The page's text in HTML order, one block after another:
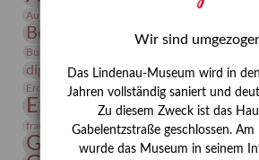
Ausstellung „Vier Winde“
Bernhard August von
Burg Posterstein
digitallabor Entartete Kunst
Enteignung
Erdmann Julius Dietrich
Erlebnisportal
Expressionismus Festrede
frauen Frauen in der Antike und heute
Gerhard-Altenbourg-
Wir sind
Das Lindenau-Museum wird in
Jahren vollständig saniert und
Zu diesem Zweck ist das
Gabelentzstraße geschlossen.
wurde das Museum in seinem